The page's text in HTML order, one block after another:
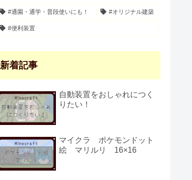
#通園・通学・普段使いにも！ #オリジナル建築
#便利装置
新着記事
自動装置をおしゃれにつく
りたい！
マイクラ ポケモンドット
絵 マリルリ 16×16